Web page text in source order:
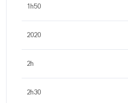
1h50
2020
2h
2h30